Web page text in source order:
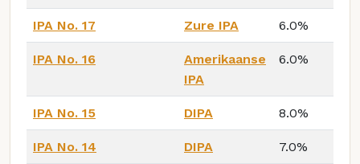
IPA No. 17 Zure IPA 6.0%
IPA No. 16
Amerikaanse
IPA
6.0%
IPA No. 15 DIPA 8.0%
IPA No. 14 DIPA 7.0%